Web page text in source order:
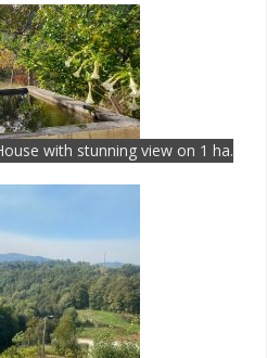
with stunning view on 1 ha.